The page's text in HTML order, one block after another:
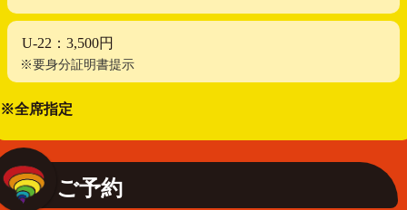
U-22：3,500円
※要身分証明書提示
※全席指定
ご予約